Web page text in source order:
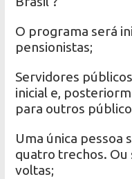
O programa será
pensionistas;
Servidores
inicial e,
para outros
Uma única pessoa
quatro trechos. Ou
voltas;